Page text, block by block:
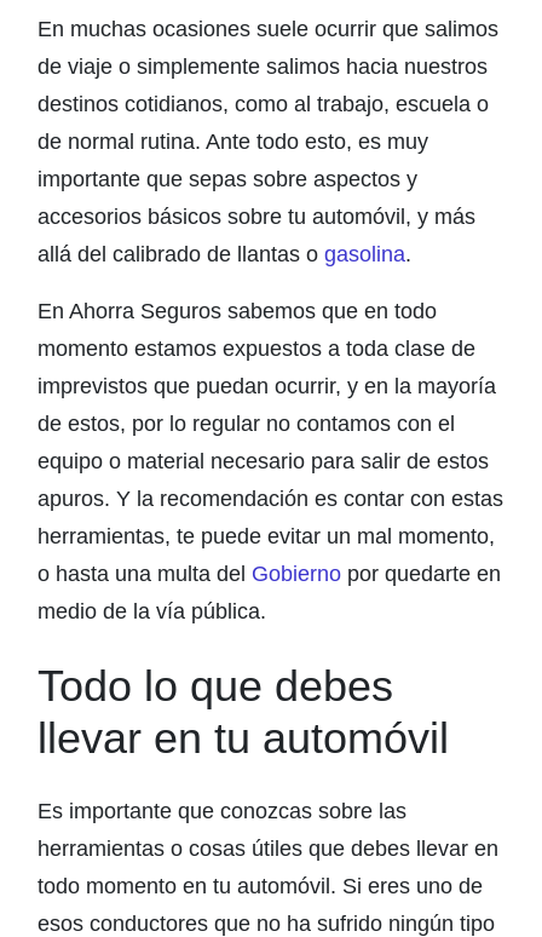
En muchas ocasiones suele ocurrir que salimos
de viaje o simplemente salimos hacia nuestros
destinos cotidianos, como al trabajo, escuela o
de normal rutina. Ante todo esto, es muy
importante que sepas sobre aspectos y
accesorios básicos sobre tu automóvil, y más
allá del calibrado de llantas o gasolina.
En Ahorra Seguros sabemos que en todo
momento estamos expuestos a toda clase de
imprevistos que puedan ocurrir, y en la mayoría
de estos, por lo regular no contamos con el
equipo o material necesario para salir de estos
apuros. Y la recomendación es contar con estas
herramientas, te puede evitar un mal momento,
o hasta una multa del Gobierno por quedarte en
medio de la vía pública.
Todo lo que debes
llevar en tu automóvil
Es importante que conozcas sobre las
herramientas o cosas útiles que debes llevar en
todo momento en tu automóvil. Si eres uno de
esos conductores que no ha sufrido ningún tipo